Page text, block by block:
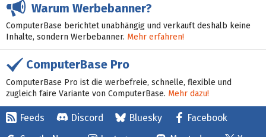
Warum Werbebanner?
ComputerBase berichtet unabhängig und verkauft deshalb keine
Inhalte, sondern Werbebanner. Mehr erfahren!
ComputerBase Pro
ComputerBase Pro ist die werbefreie, schnelle, flexible und
zugleich faire Variante von ComputerBase. Mehr dazu!
Feeds Discord Bluesky
Facebook